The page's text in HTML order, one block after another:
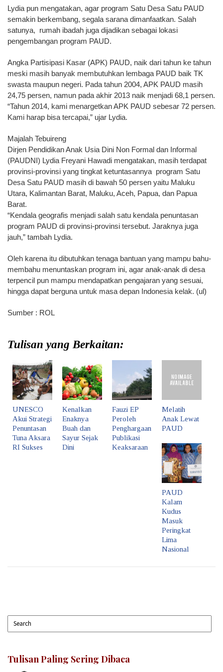
Lydia pun mengatakan, agar program Satu Desa Satu PAUD
semakin berkembang, segala sarana dimanfaatkan. Salah
satunya, rumah ibadah juga dijadikan sebagai lokasi
pengembangan program PAUD.
Angka Partisipasi Kasar (APK) PAUD, naik dari tahun ke tahun
meski masih banyak membutuhkan lembaga PAUD baik TK
swasta maupun negeri. Pada tahun 2004, APK PAUD masih
24,75 persen, namun pada akhir 2013 naik menjadi 68,1 persen.
“Tahun 2014, kami menargetkan APK PAUD sebesar 72 persen.
Kami harap bisa tercapai,” ujar Lydia.
Majalah Tebuireng
Dirjen Pendidikan Anak Usia Dini Non Formal dan Informal
(PAUDNI) Lydia Freyani Hawadi mengatakan, masih terdapat
provinsi-provinsi yang tingkat ketuntasannya program Satu
Desa Satu PAUD masih di bawah 50 persen yaitu Maluku
Utara, Kalimantan Barat, Maluku, Aceh, Papua, dan Papua
Barat.
“Kendala geografis menjadi salah satu kendala penuntasan
program PAUD di provinsi-provinsi tersebut. Jaraknya juga
jauh,” tambah Lydia.
Oleh karena itu dibutuhkan tenaga bantuan yang mampu bahu-
membahu menuntaskan program ini, agar anak-anak di desa
terpencil pun mampu mendapatkan pengajaran yang sesuai,
hingga dapat berguna untuk masa depan Indonesia kelak. (ul)
Sumber : ROL
Tulisan yang Berkaitan:
UNESCO
Akui Strategi
Penuntasan
Tuna Aksara
RI Sukses
Kenalkan
Enaknya
Buah dan
Sayur Sejak
Dini
Fauzi EP
Peroleh
Penghargaan
Publikasi
Keaksaraan
Melatih
Anak Lewat
PAUD
PAUD
Kalam
Kudus
Masuk
Peringkat
Lima
Nasional
Tulisan Paling Sering Dibaca